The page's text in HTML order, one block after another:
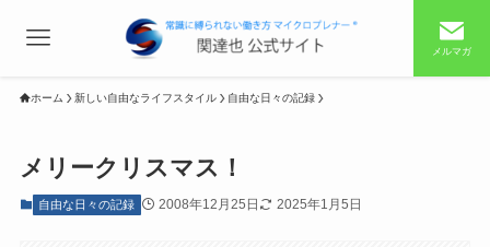
メルマガ
ホーム 新しい自由なライフスタイル 自由な日々の記録
メリークリスマス！
自由な日々の記録 2008年12月25日 2025年1月5日